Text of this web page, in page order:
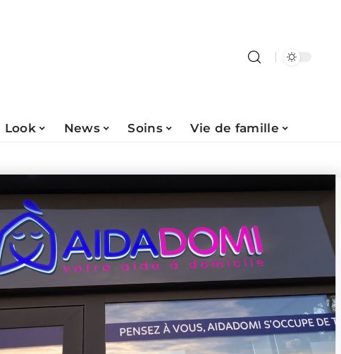
Look News Soins Vie de famille